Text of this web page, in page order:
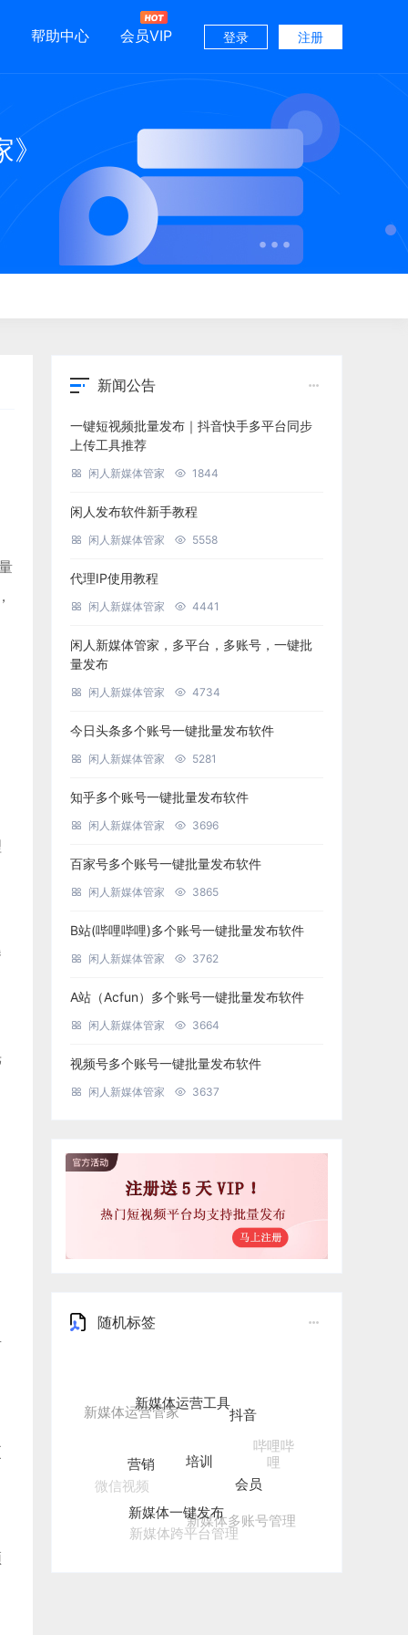
帮助中心 会员VIP 登录 注册
新闻公告
一键短视频批量发布｜抖音快手多平台同步
上传工具推荐
闲人新媒体管家 1844
闲人发布软件新手教程
闲人新媒体管家 5558
代理IP使用教程
闲人新媒体管家 4441
闲人新媒体管家，多平台，多账号，一键批
量发布
闲人新媒体管家 4734
今日头条多个账号一键批量发布软件
闲人新媒体管家 5281
知乎多个账号一键批量发布软件
闲人新媒体管家 3696
百家号多个账号一键批量发布软件
闲人新媒体管家 3865
B站(哔哩哔哩)多个账号一键批量发布软件
闲人新媒体管家 3762
A站（Acfun）多个账号一键批量发布软件
闲人新媒体管家 3664
视频号多个账号一键批量发布软件
闲人新媒体管家 3637
随机标签
哔哩哔
哩
微信视频
新媒体多账号管理
新媒体跨平台管理
新媒体一键发布